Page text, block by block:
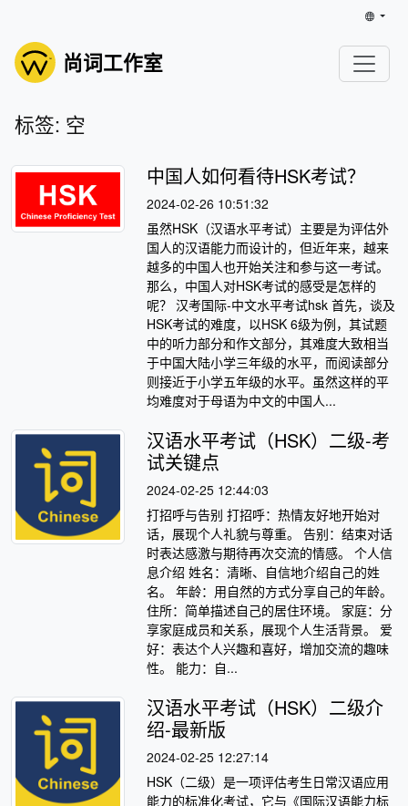
尚词工作室
标签: 空
中国人如何看待HSK考试？
2024-02-26 10:51:32
虽然HSK（汉语水平考试）主要是为评估外
国人的汉语能力而设计的，但近年来，越来
越多的中国人也开始关注和参与这一考试。
那么，中国人对HSK考试的感受是怎样的
呢？ 汉考国际-中文水平考试hsk 首先，谈及
HSK考试的难度，以HSK 6级为例，其试题
中的听力部分和作文部分，其难度大致相当
于中国大陆小学三年级的水平，而阅读部分
则接近于小学五年级的水平。虽然这样的平
均难度对于母语为中文的中国人...
汉语水平考试（HSK）二级-考
试关键点
2024-02-25 12:44:03
打招呼与告别 打招呼：热情友好地开始对
话，展现个人礼貌与尊重。 告别：结束对话
时表达感激与期待再次交流的情感。 个人信
息介绍 姓名：清晰、自信地介绍自己的姓
名。 年龄：用自然的方式分享自己的年龄。
住所：简单描述自己的居住环境。 家庭：分
享家庭成员和关系，展现个人生活背景。 爱
好：表达个人兴趣和喜好，增加交流的趣味
性。 能力：自...
汉语水平考试（HSK）二级介
绍-最新版
2024-02-25 12:27:14
HSK（二级）是一项评估考生日常汉语应用
能力的标准化考试，它与《国际汉语能力标